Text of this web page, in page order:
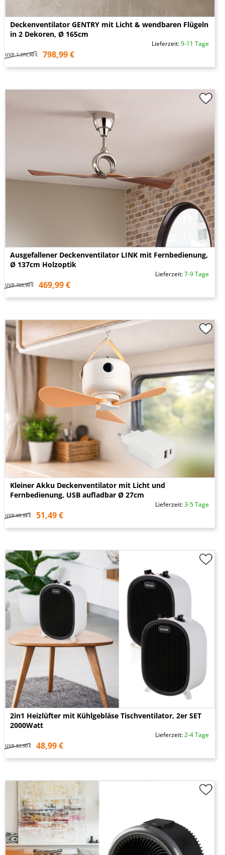
Deckenventilator GENTRY mit Licht & wendbaren Flügeln
in 2 Dekoren, Ø 165cm
Lieferzeit:9-11 Tage
UVP 1.376,90 € 798,99 €
Ausgefallener Deckenventilator LINK mit Fernbedienung,
Ø 137cm Holzoptik
Lieferzeit:7-9 Tage
UVP 726,90 € 469,99 €
Kleiner Akku Deckenventilator mit Licht und
Fernbedienung, USB aufladbar Ø 27cm
Lieferzeit:3-5 Tage
UVP 69,98 € 51,49 €
2in1 Heizlüfter mit Kühlgebläse Tischventilator, 2er SET
2000Watt
Lieferzeit:2-4 Tage
UVP 53,90 € 48,99 €